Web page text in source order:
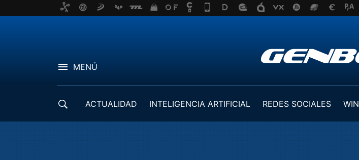
MENÚ
ACTUALIDAD INTELIGENCIA ARTIFICIAL REDES SOCIALES